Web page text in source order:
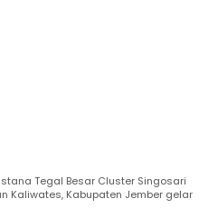
Tegal Besar Cluster Singosari
Kaliwates, Kabupaten Jember gelar